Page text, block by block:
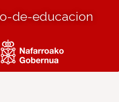
de-educacion